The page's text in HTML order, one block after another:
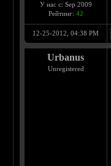
У нас с: Sep 2009
Рейтинг: 42
12-25-2012, 04:38 PM
Urbanus
Unregistered